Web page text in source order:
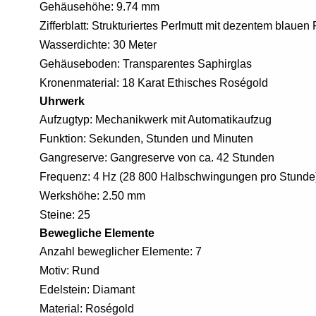
Gehäusehöhe: 9.74 mm
Zifferblatt: Strukturiertes Perlmutt mit dezentem blauen
Wasserdichte: 30 Meter
Gehäuseboden: Transparentes Saphirglas
Kronenmaterial: 18 Karat Ethisches Roségold
Uhrwerk
Aufzugtyp: Mechanikwerk mit Automatikaufzug
Funktion: Sekunden, Stunden und Minuten
Gangreserve: Gangreserve von ca. 42 Stunden
Frequenz: 4 Hz (28 800 Halbschwingungen pro
Werkshöhe: 2.50 mm
Steine: 25
Bewegliche Elemente
Anzahl beweglicher Elemente: 7
Motiv: Rund
Edelstein: Diamant
Material: Roségold